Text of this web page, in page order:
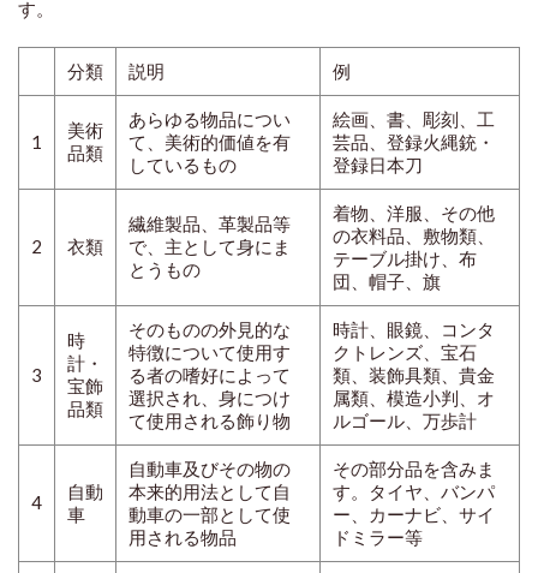
す。
分類 説明 例
1
美術
品類
あらゆる物品につい
て、美術的価値を有
しているもの
絵画、書、彫刻、工
芸品、登録火縄銃・
登録日本刀
2 衣類
繊維製品、革製品等
で、主として身にま
とうもの
着物、洋服、その他
の衣料品、敷物類、
テーブル掛け、布
団、帽子、旗
3
時
計・
宝飾
品類
そのものの外見的な
特徴について使用す
る者の嗜好によって
選択され、身につけ
て使用される飾り物
時計、眼鏡、コンタ
クトレンズ、宝石
類、装飾具類、貴金
属類、模造小判、オ
ルゴール、万歩計
4
自動
車
自動車及びその物の
本来的用法として自
動車の一部として使
用される物品
その部分品を含みま
す。タイヤ、バンパ
ー、カーナビ、サイ
ドミラー等